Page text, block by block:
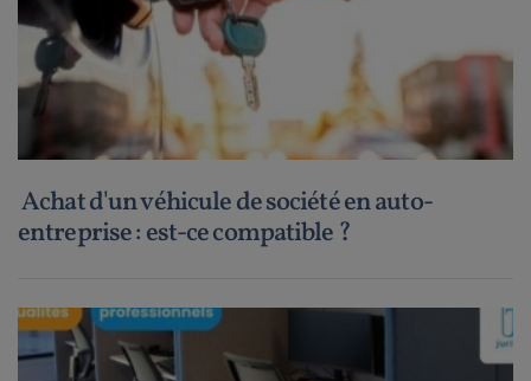
Achat d'un véhicule de société en auto-
entreprise : est-ce compatible ?